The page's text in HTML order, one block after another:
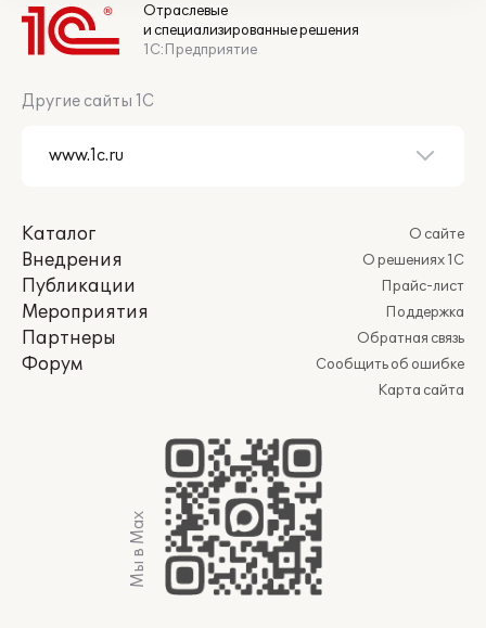
Отраслевые
и специализированные решения
1С:Предприятие
Другие сайты 1С
Каталог
Внедрения
Публикации
Мероприятия
Партнеры
Форум
О сайте
О решениях 1С
Прайс-лист
Поддержка
Обратная связь
Сообщить об ошибке
Карта сайта
Мы в Max